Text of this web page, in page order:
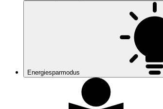
Energiesparmodus